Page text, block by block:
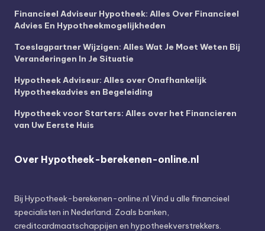
Financieel Adviseur Hypotheek: Alles Over Financieel
Advies En Hypotheekmogelijkheden
Toeslagpartner Wijzigen: Alles Wat Je Moet Weten Bij
Veranderingen In Je Situatie
Hypotheek Adviseur: Alles over Onafhankelijk
Hypotheekadvies en Begeleiding
Hypotheek voor Starters: Alles over het Financieren
van Uw Eerste Huis
Over Hypotheek-berekenen-online.nl
Bij Hypotheek-berekenen-online.nl Vind u alle financieel
specialisten in Nederland. Zoals banken,
creditcardmaatschappijen en hypotheekverstrekkers.